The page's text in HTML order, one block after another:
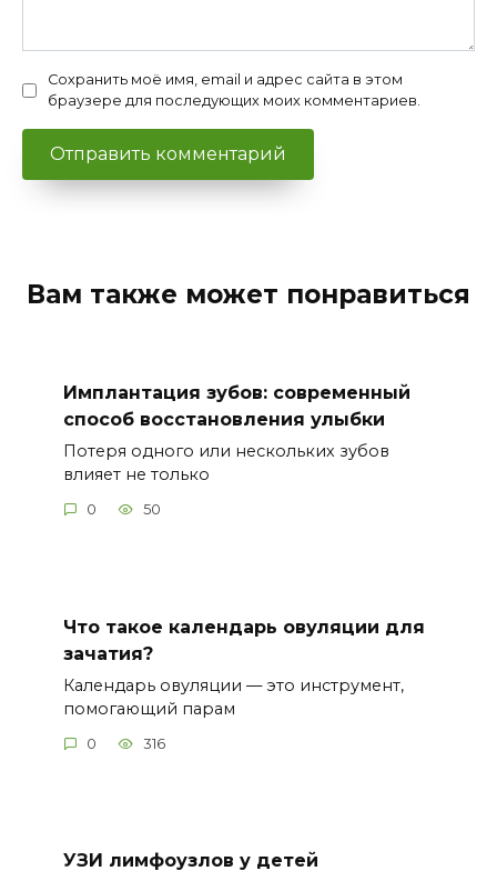
Сохранить моё имя, email и адрес сайта в этом
браузере для последующих моих комментариев.
Вам также может понравиться
Имплантация зубов: современный
способ восстановления улыбки
Потеря одного или нескольких зубов
влияет не только
0 50
Что такое календарь овуляции для
зачатия?
Календарь овуляции — это инструмент,
помогающий парам
0 316
УЗИ лимфоузлов у детей